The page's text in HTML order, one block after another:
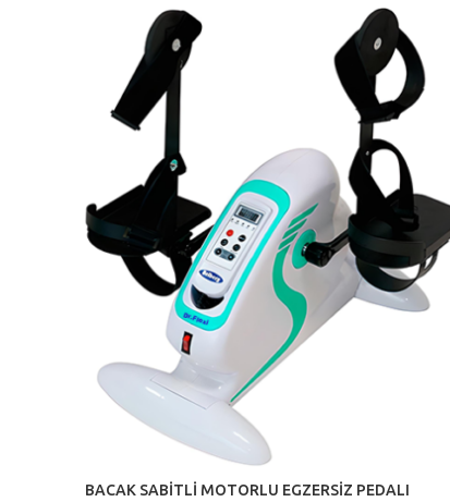
BACAK SABİTLİ MOTORLU EGZERSİZ PEDALI